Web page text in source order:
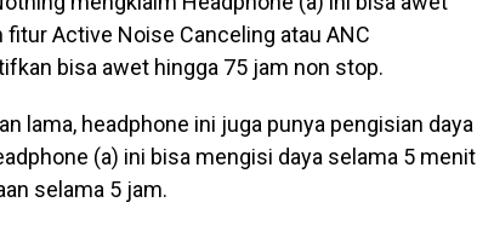
Active Noise Canceling atau ANC
bisa awet hingga 75 jam non stop.
lama, headphone ini juga punya pengisian daya
(a) ini bisa mengisi daya selama 5 menit
selama 5 jam.